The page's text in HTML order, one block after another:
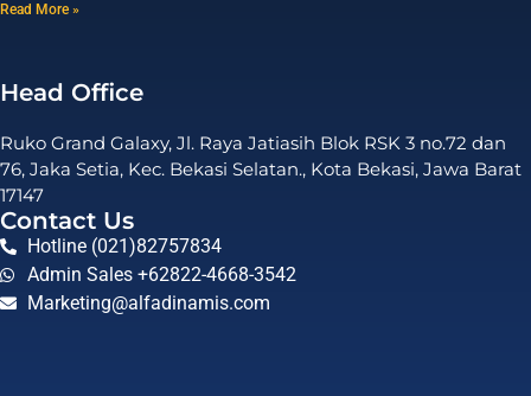
Read More »
Head Office
Ruko Grand Galaxy, Jl. Raya Jatiasih Blok RSK 3 no.72 dan
76, Jaka Setia, Kec. Bekasi Selatan., Kota Bekasi, Jawa Barat
17147
Contact Us
Hotline (021)82757834
Admin Sales +62822-4668-3542
Marketing@alfadinamis.com